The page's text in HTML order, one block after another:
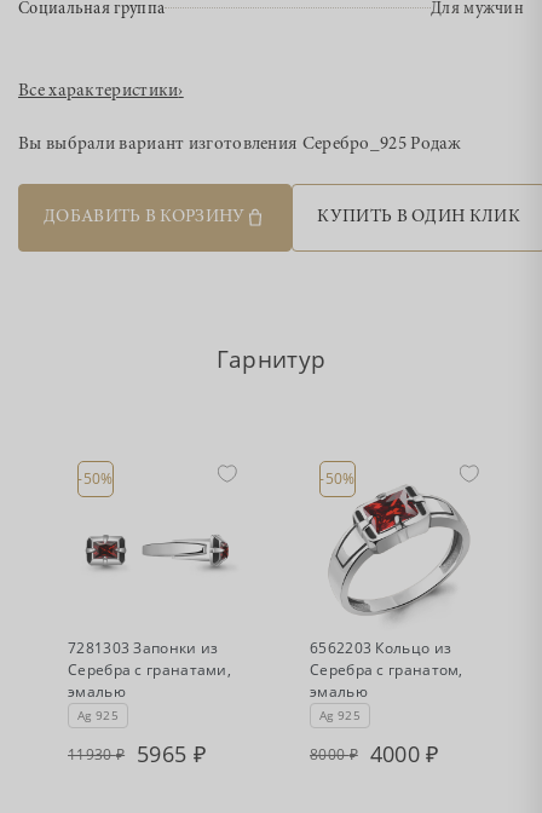
Социальная группа Для мужчин
Все характеристики›
Вы выбрали вариант изготовления Серебро_925 Родаж
ДОБАВИТЬ В КОРЗИНУ КУПИТЬ В ОДИН КЛИК
Гарнитур
-50%
7281303 Запонки из
Серебра с гранатами,
эмалью
Ag 925
11930 5965
-50%
Есть в наличии
6562203 Кольцо из
Серебра с гранатом,
эмалью
Ag 925
8000 4000